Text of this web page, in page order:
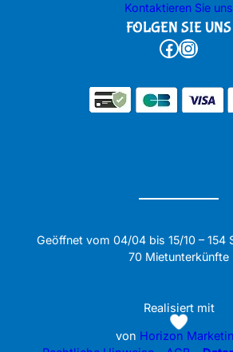
Kontaktieren Sie uns
FOLGEN SIE UNS
Facebook Instagram
Geöffnet vom 04/04 bis 15/10 – 154
70 Mietunterkünfte
Realisiert mit
von Horizon